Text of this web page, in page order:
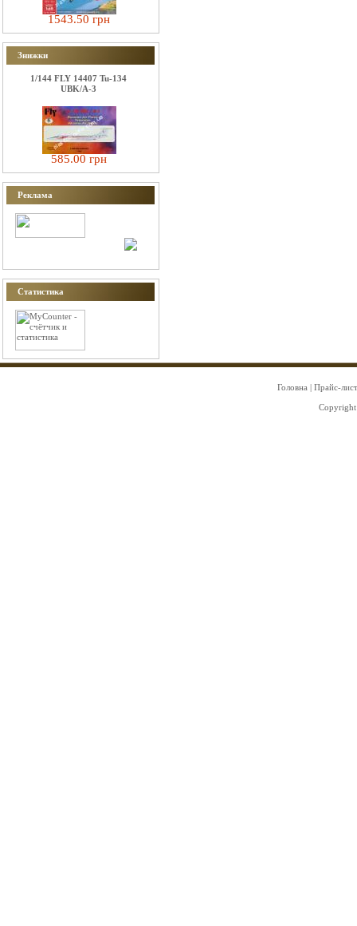
1543.50 грн
Знижки
1/144 FLY 14407 Tu-134
UBK/A-3
585.00 грн
Реклама
Статистика
Головна | Прайс-лист